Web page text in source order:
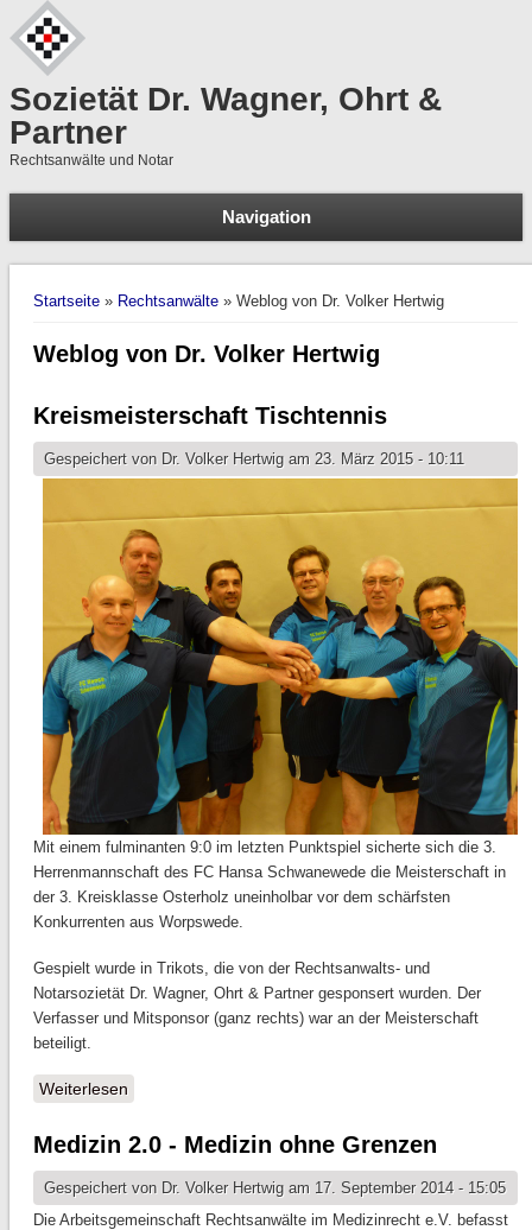
Sozietät Dr. Wagner, Ohrt &
Partner
Rechtsanwälte und Notar
Navigation
Sie sind hier
Startseite» Rechtsanwälte» Weblog von Dr. Volker Hertwig
Weblog von Dr. Volker Hertwig
Kreismeisterschaft Tischtennis
Gespeichert von Dr. Volker Hertwigam 23. März 2015 - 10:11
Mit einem fulminanten 9:0 im letzten Punktspiel sicherte sich die 3.
Herrenmannschaft des FC Hansa Schwanewede die Meisterschaft in
der 3. Kreisklasse Osterholz uneinholbar vor dem schärfsten
Konkurrenten aus Worpswede.
Gespielt wurde in Trikots, die von der Rechtsanwalts- und
Notarsozietät Dr. Wagner, Ohrt & Partner gesponsert wurden. Der
Verfasser und Mitsponsor (ganz rechts) war an der Meisterschaft
beteiligt.
Weiterlesenüber Kreismeisterschaft Tischtennis
Medizin 2.0 - Medizin ohne Grenzen
Gespeichert von Dr. Volker Hertwigam 17. September 2014 - 15:05
Die Arbeitsgemeinschaft Rechtsanwälte im Medizinrecht e.V. befasst
Suchformular